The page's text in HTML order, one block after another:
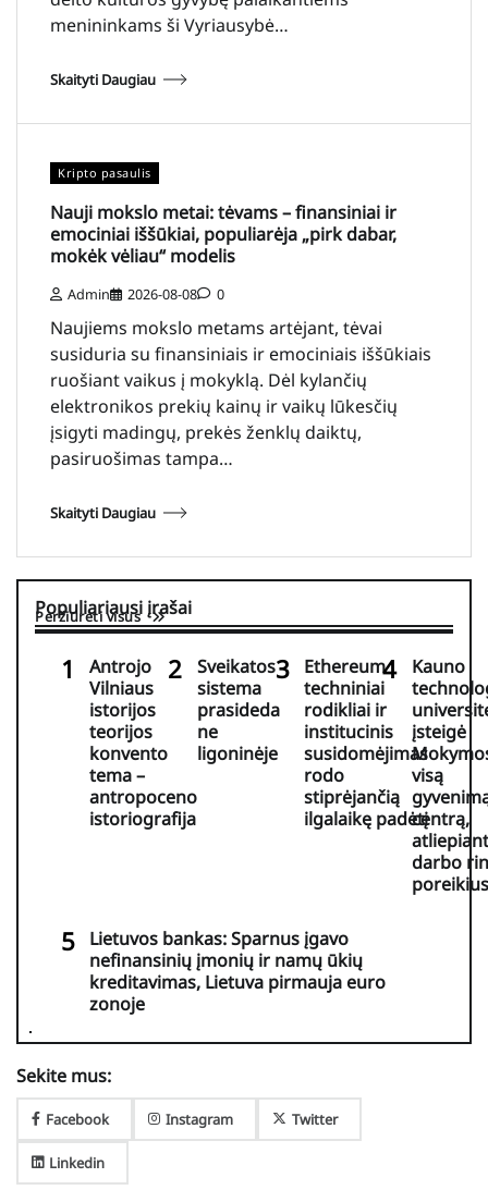
menininkams ši Vyriausybė…
Skaityti Daugiau
Kripto pasaulis
Nauji mokslo metai: tėvams – finansiniai ir
emociniai iššūkiai, populiarėja „pirk dabar,
mokėk vėliau“ modelis
Admin 2026-08-08 0
Naujiems mokslo metams artėjant, tėvai
susiduria su finansiniais ir emociniais iššūkiais
ruošiant vaikus į mokyklą. Dėl kylančių
elektronikos prekių kainų ir vaikų lūkesčių
įsigyti madingų, prekės ženklų daiktų,
pasiruošimas tampa…
Skaityti Daugiau
Populiariausi įrašai
Peržiūrėti visus
Antrojo
Vilniaus
istorijos
teorijos
konvento
tema –
antropoceno
istoriografija
Sveikatos
sistema
prasideda
ne
ligoninėje
Ethereum
techniniai
rodikliai ir
institucinis
susidomėjimas
rodo
stiprėjančią
ilgalaikę padėtį
Kauno
įsteigė
visą
centrą,
darbo
poreikius
Lietuvos bankas: Sparnus įgavo
nefinansinių įmonių ir namų ūkių
kreditavimas, Lietuva pirmauja euro
zonoje
Sekite mus:
Facebook Instagram Twitter
Linkedin